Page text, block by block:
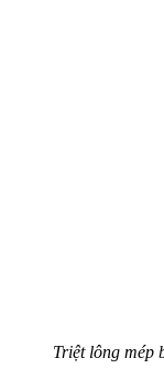
Triệt lông mép